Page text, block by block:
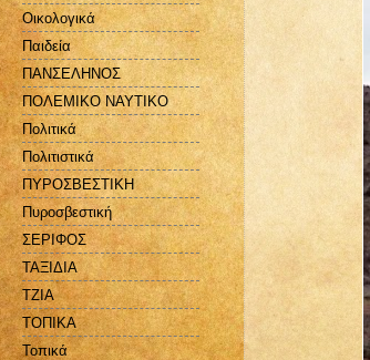
Οικολογικά
Παιδεία
ΠΑΝΣΕΛΗΝΟΣ
ΠΟΛΕΜΙΚΟ ΝΑΥΤΙΚΟ
Πολιτικά
Πολιτιστικά
ΠΥΡΟΣΒΕΣΤΙΚΗ
Πυροσβεστική
ΣΕΡΙΦΟΣ
ΤΑΞΙΔΙΑ
ΤΖΙΑ
ΤΟΠΙΚΑ
Τοπικά